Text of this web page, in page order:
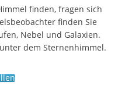
finden, fragen sich
finden Sie
Nebel und Galaxien.
dem Sternenhimmel.